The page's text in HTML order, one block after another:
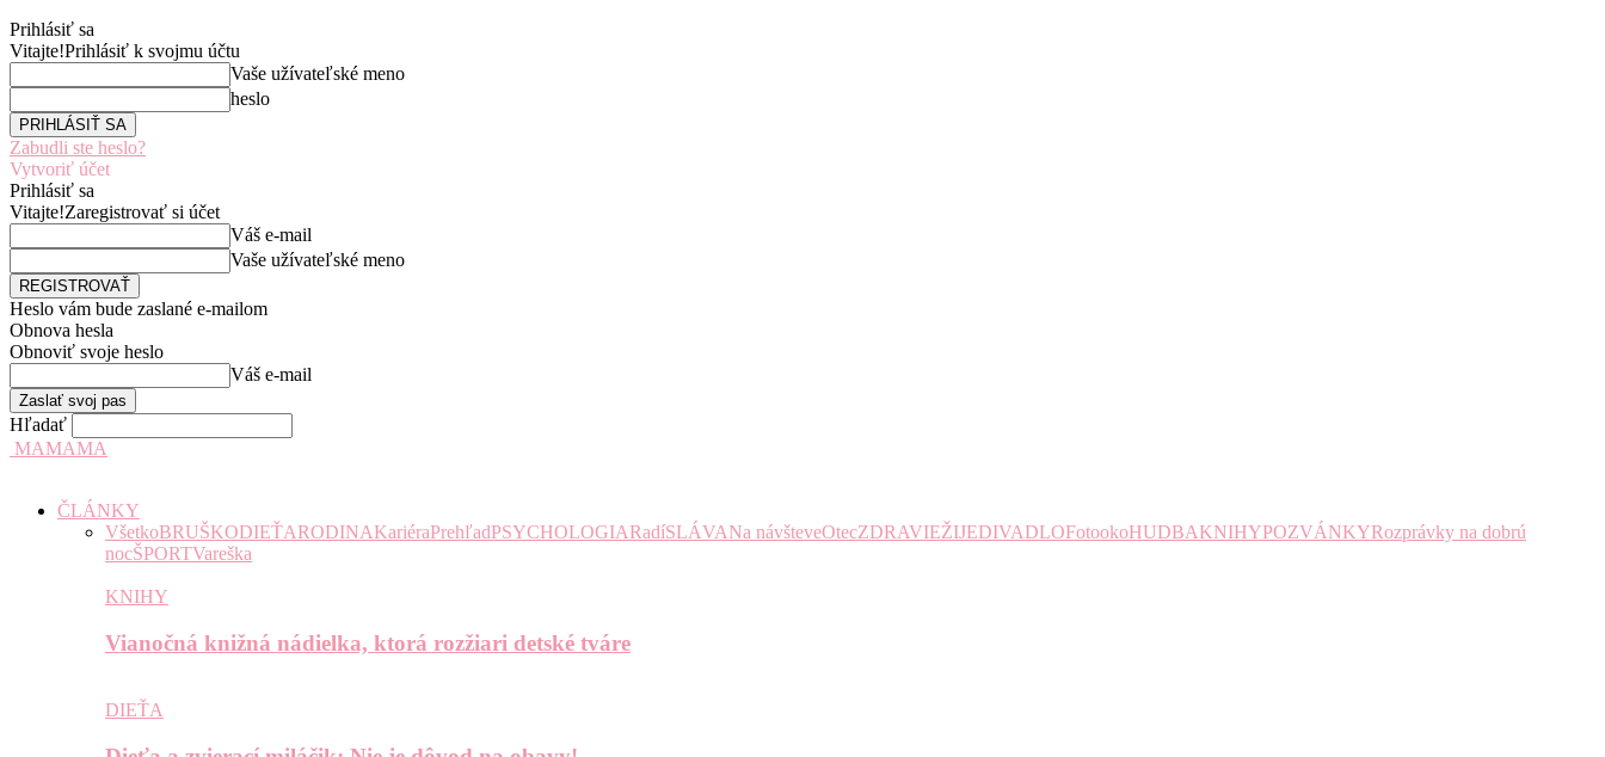
Prihlásiť sa
Vitajte!Prihlásiť k svojmu účtu
Vaše užívateľské meno
heslo
Zabudli ste heslo?
Vytvoriť účet
Prihlásiť sa
Vitajte!Zaregistrovať si účet
Váš e-mail
Vaše užívateľské meno
Heslo vám bude zaslané e-mailom
Obnova hesla
Obnoviť svoje heslo
Váš e-mail
Hľadať
MAMAMA
ČLÁNKY
VšetkoBRUŠKODIEŤARODINAKariéraPrehľadPSYCHOLOGIARadíSLÁVANa návšteveOtecZDRAVIEŽIJEDIVADLOFotookoHUDBAKNIHYPOZVÁNKYRozprávky na dobrú
nocŠPORTVareška
KNIHY
Vianočná knižná nádielka, ktorá rozžiari detské tváre
DIEŤA